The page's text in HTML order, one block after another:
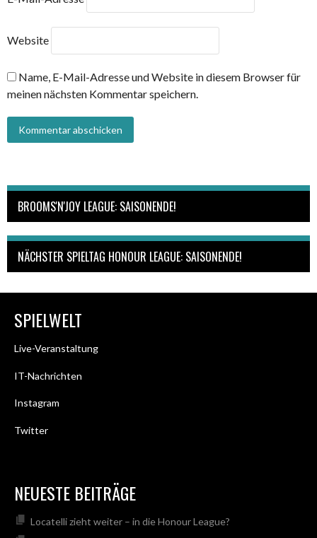
Website
Name, E-Mail-Adresse und Website in diesem Browser für
meinen nächsten Kommentar speichern.
BROOMS'N'JOY LEAGUE: SAISONENDE!
NÄCHSTER SPIELTAG HONOUR LEAGUE: SAISONENDE!
SPIELWELT
Live-Veranstaltung
IT-Nachrichten
Instagram
Twitter
NEUESTE BEITRÄGE
Locatelli zieht weiter – in die Honour League?